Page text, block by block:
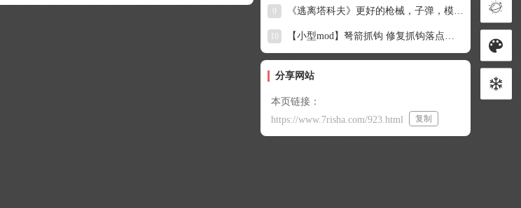
9 《逃离塔科夫》更好的枪械，子弹，模组，图标备注
【小型mod】弩箭抓钩 修复抓钩落点不准确 (V1.2-2.0/单机/原创)
分享网站
本页链接：
https://www.7risha.com/923.html
复制